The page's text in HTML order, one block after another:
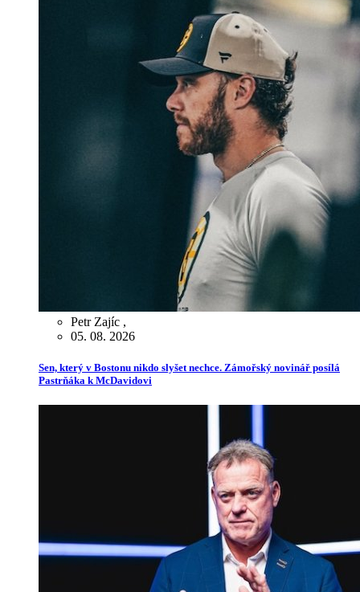
Petr Zajíc ,
05. 08. 2026
Sen, který v Bostonu nikdo slyšet nechce. Zámořský novinář posílá
Pastrňáka k McDavidovi